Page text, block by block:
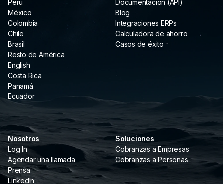
Soluciones
Cobranzas a Empresas
Cobranzas a Personas
Perú
México
Colombia
Chile
Brasil
Resto de América
English
Costa Rica
Panamá
Ecuador
Documentación (API)
Blog
Integraciones ERPs
Calculadora de ahorro
Casos de éxito
Nosotros
Log In
Agendar una llamada
Prensa
LinkedIn